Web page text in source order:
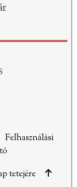
Felhasználási
tetejére